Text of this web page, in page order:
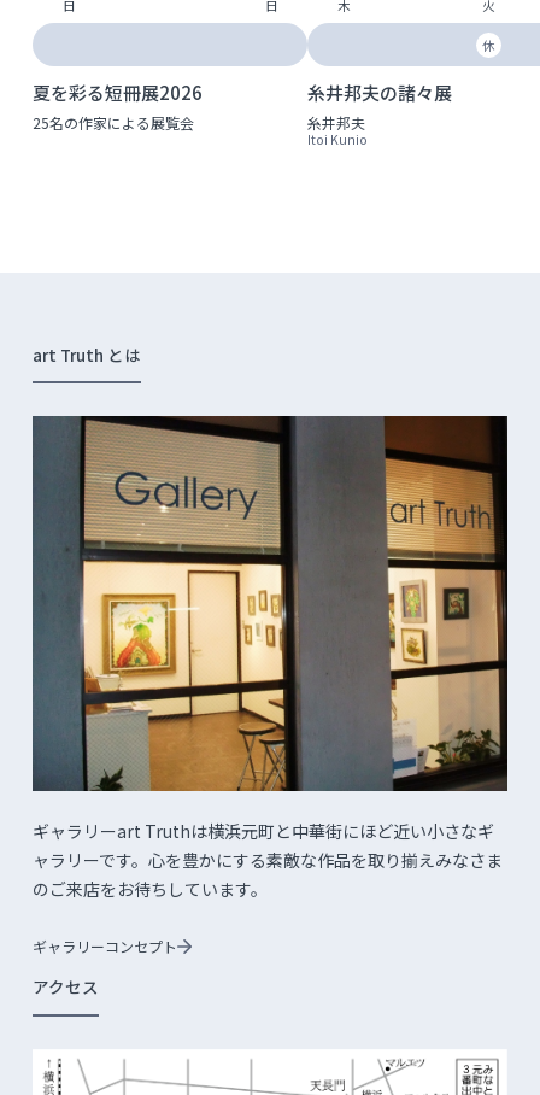
日 日
夏を彩る短冊展2026
25名の作家による展覧会
木 火
休
糸井邦夫の諸々展
糸井邦夫
Itoi Kunio
art Truth とは
ギャラリーart Truthは横浜元町と中華街にほど近い小さなギ
ャラリーです。心を豊かにする素敵な作品を取り揃えみなさま
のご来店をお待ちしています。
ギャラリーコンセプト
アクセス